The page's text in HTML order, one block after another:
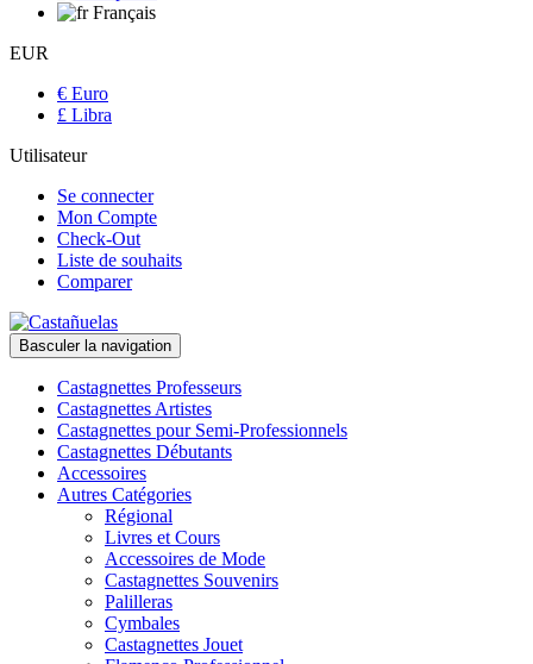
Français
EUR
€ Euro
£ Libra
Utilisateur
Se connecter
Mon Compte
Check-Out
Liste de souhaits
Comparer
Basculer la navigation
Castagnettes Professeurs
Castagnettes Artistes
Castagnettes pour Semi-Professionnels
Castagnettes Débutants
Accessoires
Autres Catégories
Régional
Livres et Cours
Accessoires de Mode
Castagnettes Souvenirs
Palilleras
Cymbales
Castagnettes Jouet